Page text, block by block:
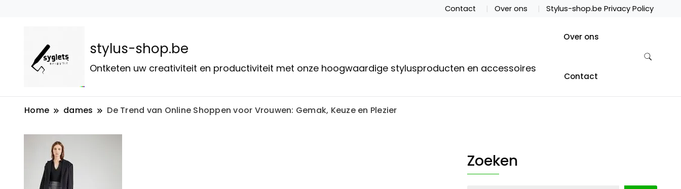
Contact Over ons Stylus-shop.be Privacy Policy
stylus-shop.be
Ontketen uw creativiteit en productiviteit met onze hoogwaardige stylusproducten en accessoires
Over ons
Contact
Home dames De Trend van Online Shoppen voor Vrouwen: Gemak, Keuze en Plezier
Zoeken